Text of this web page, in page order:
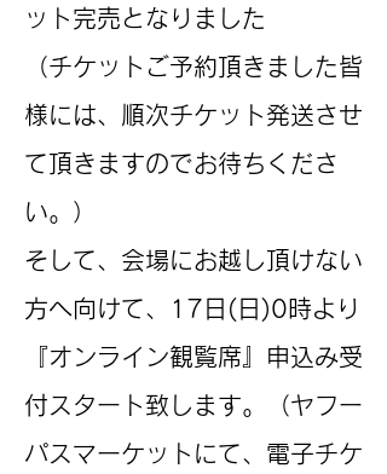
ット完売となりました
（チケットご予約頂きました皆
様には、順次チケット発送させ
て頂きますのでお待ちくださ
い。）
そして、会場にお越し頂けない
方へ向けて、17日(日)0時より
『オンライン観覧席』申込み受
付スタート致します。（ヤフー
パスマーケットにて、電子チケ